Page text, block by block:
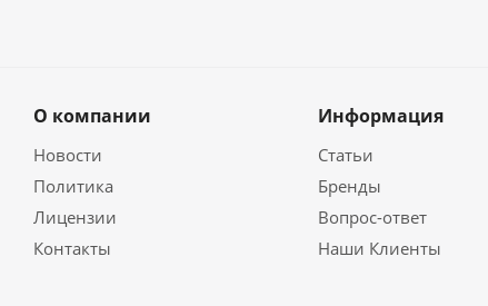
О компании
Новости
Политика
Лицензии
Контакты
Информация
Статьи
Бренды
Вопрос-ответ
Наши Клиенты